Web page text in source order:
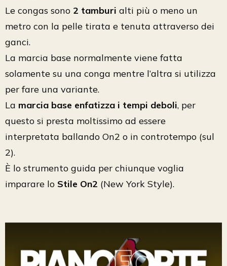
Le congas sono 2 tamburi alti più o meno un
metro con la pelle tirata e tenuta attraverso dei
ganci.
La marcia base normalmente viene fatta
solamente su una conga mentre l’altra si utilizza
per fare una variante.
La marcia base enfatizza i tempi deboli, per
questo si presta moltissimo ad essere
interpretata ballando On2 o in controtempo (sul
2).
È lo strumento guida per chiunque voglia
imparare lo Stile On2 (New York Style).